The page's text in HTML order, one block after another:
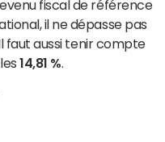
fiscal de référence
il ne dépasse pas
Il faut aussi tenir compte
14,81 %